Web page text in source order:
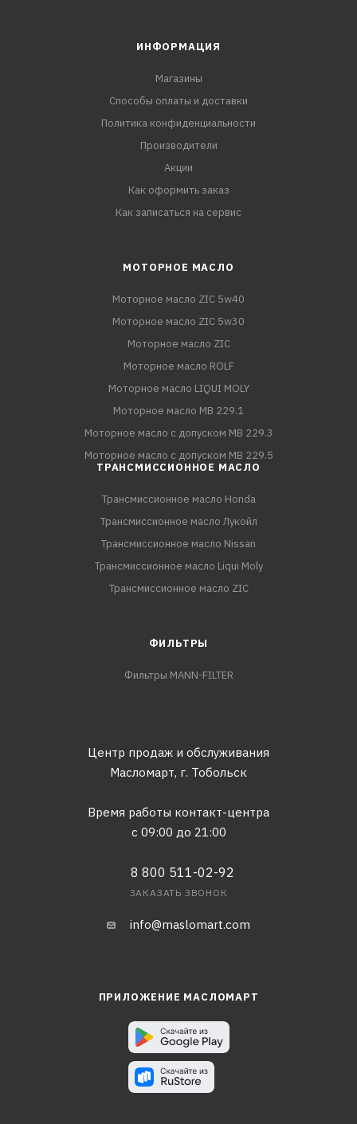
ИНФОРМАЦИЯ
Магазины
Способы оплаты и доставки
Политика конфиденциальности
Производители
Акции
Как оформить заказ
Как записаться на сервис
МОТОРНОЕ МАСЛО
Моторное масло ZIC 5w40
Моторное масло ZIC 5w30
Моторное масло ZIC
Моторное масло ROLF
Моторное масло LIQUI MOLY
Моторное масло MB 229.1
Моторное масло с допуском MB 229.3
Моторное масло с допуском MB 229.5
ТРАНСМИССИОННОЕ МАСЛО
Трансмиссионное масло Honda
Трансмиссионное масло Лукойл
Трансмиссионное масло Nissan
Трансмиссионное масло Liqui Moly
Трансмиссионное масло ZIC
ФИЛЬТРЫ
Фильтры MANN-FILTER
Центр продаж и обслуживания
Масломарт, г. Тобольск
Время работы контакт-центра
с 09:00 до 21:00
8 800 511-02-92
ЗАКАЗАТЬ ЗВОНОК
info@maslomart.com
ПРИЛОЖЕНИЕ МАСЛОМАРТ